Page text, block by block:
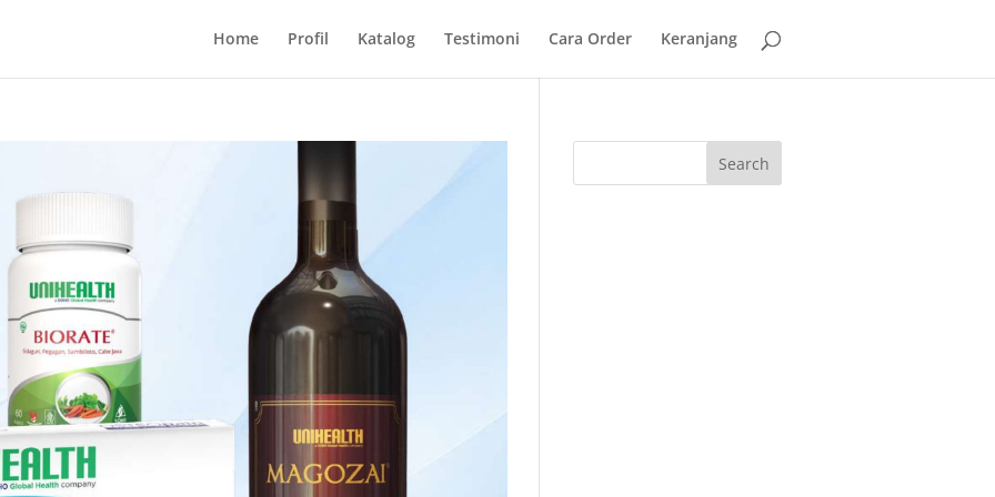
Home Profil Katalog Testimoni Cara Order Keranjang